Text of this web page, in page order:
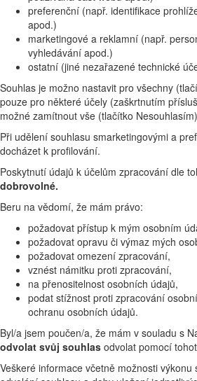
preferenční (např. identifikace
apod.)
marketingové a reklamní (např.
vyhledávání apod.)
ostatní (jiné nezařazené technické
Souhlas je možno nastavit pro všechny
pouze pro některé účely (zaškrtnutím
možné zamítnout vše (tlačítko
Při udělení souhlasu smarketingovými a
docházet k profilování.
Poskytnutí údajů k účelům zpracování dle
dobrovolné.
Beru na vědomí, že mám právo:
požadovat přístup k mým osobním
požadovat opravu či výmaz mých
požadovat omezení zpracování,
vznést námitku proti zpracování,
na přenositelnost osobních údajů,
podat stížnost proti zpracování
ochranu osobních údajů.
Byl/a jsem poučen/a, že mám v souladu s
odvolat svůj souhlas odvolat pomocí
Veškeré informace včetně možnosti výkonu